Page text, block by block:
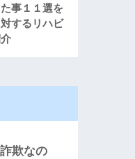
事１１選を
するリハビ
欺なの